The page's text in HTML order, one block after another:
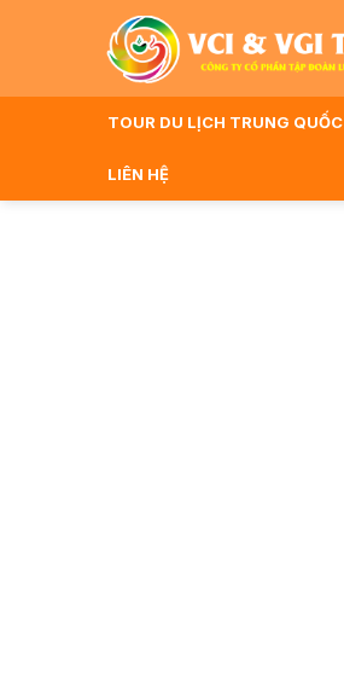
TOUR DU LỊCH TRUNG QUỐC
LIÊN HỆ